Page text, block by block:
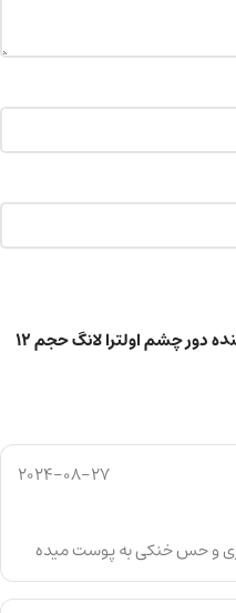
رول-ژل فیلر و مرطوب کننده دور چشم اولترا لانگ حجم 12
2024-08-27
و حس خنکی به پوست میده